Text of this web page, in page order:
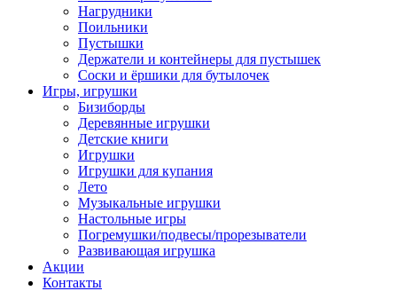
Нагрудники
Поильники
Пустышки
Держатели и контейнеры для пустышек
Соски и ёршики для бутылочек
Игры, игрушки
Бизиборды
Деревянные игрушки
Детские книги
Игрушки
Игрушки для купания
Лето
Музыкальные игрушки
Настольные игры
Погремушки/подвесы/прорезыватели
Развивающая игрушка
Акции
Контакты